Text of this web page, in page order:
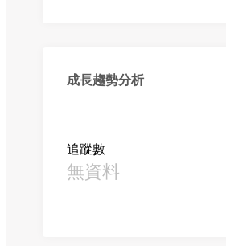
成長趨勢分析
追蹤數
無資料